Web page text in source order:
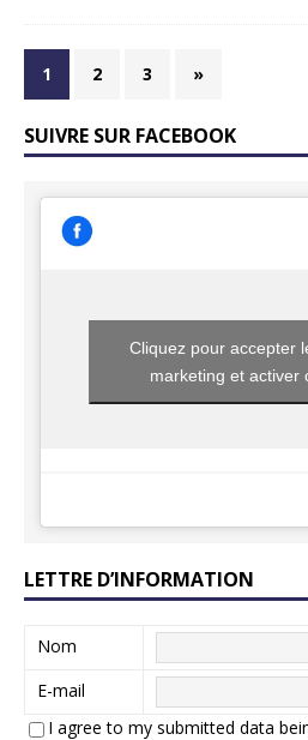
1 2 3 »
SUIVRE SUR FACEBOOK
Cliquez pour accepter
marketing et activer
LETTRE D’INFORMATION
Nom
E-mail
I agree to my submitted data